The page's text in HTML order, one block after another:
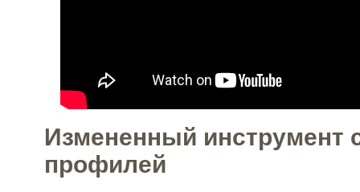
Измененный инструмент
профилей